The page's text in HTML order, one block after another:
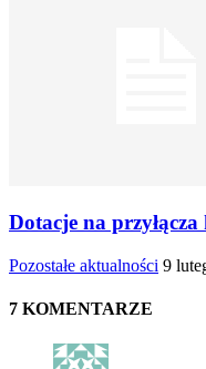
Dotacje na
Pozostałe aktualności 9
7 KOMENTARZE